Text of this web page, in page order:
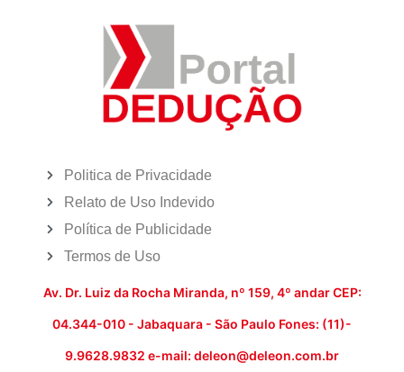
Politica de Privacidade
Relato de Uso Indevido
Política de Publicidade
Termos de Uso
Av. Dr. Luiz da Rocha Miranda, nº 159, 4º andar CEP:
04.344-010 - Jabaquara - São Paulo Fones: (11)-
9.9628.9832 e-mail: deleon@deleon.com.br